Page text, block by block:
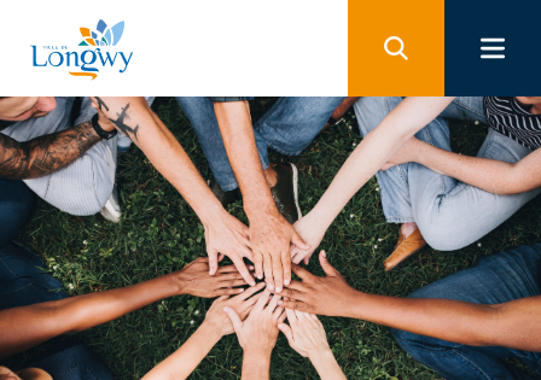
Panneau de gestion des cookies